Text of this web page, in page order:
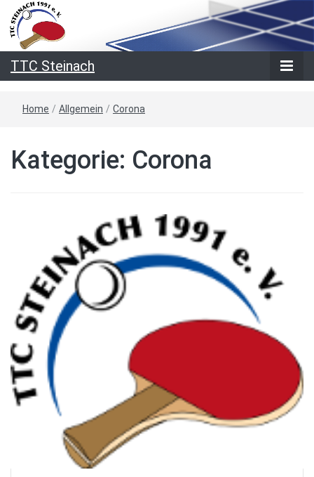
TTC Steinach
Home / Allgemein / Corona
Kategorie: Corona